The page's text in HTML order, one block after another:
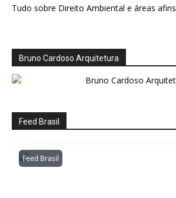
Tudo sobre Direito Ambiental e áreas afins
Bruno Cardoso Arquitetura
Feed Brasil
Feed BrasilAmazonianarede
1053